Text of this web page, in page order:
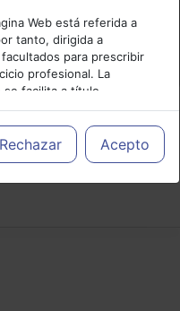
Cancelar
Web está referida a
tanto, dirigida a
para prescribir
profesional. La
se facilita a título
de los
y decidir, en
adecuado a las
Rechazar Acepto